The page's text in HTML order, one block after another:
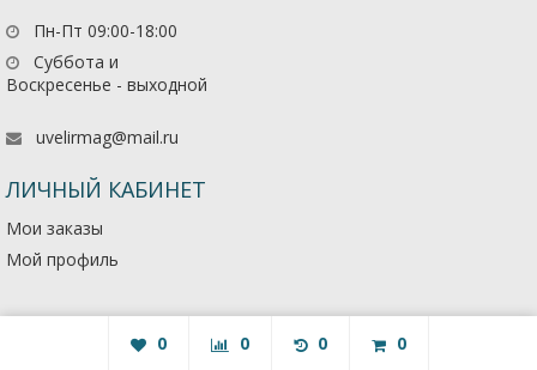
Пн-Пт 09:00-18:00
Суббота и
Воскресенье - выходной
uvelirmag@mail.ru
ЛИЧНЫЙ КАБИНЕТ
Мои заказы
Мой профиль
0 0 0 0